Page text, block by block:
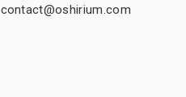
contact@oshirium.com